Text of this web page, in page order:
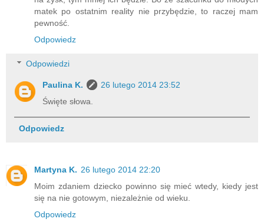
matek po ostatnim reality nie przybędzie, to raczej mam
pewność.
Odpowiedz
Odpowiedzi
Paulina K.
26 lutego 2014 23:52
Święte słowa.
Odpowiedz
Martyna K. 26 lutego 2014 22:20
Moim zdaniem dziecko powinno się mieć wtedy, kiedy jest
się na nie gotowym, niezależnie od wieku.
Odpowiedz